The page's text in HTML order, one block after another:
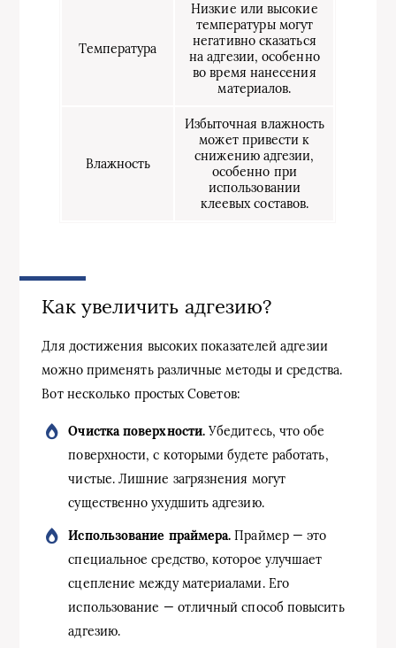
Температура
Низкие или высокие
температуры могут
негативно сказаться
на адгезии, особенно
во время нанесения
материалов.
Влажность
Избыточная влажность
может привести к
снижению адгезии,
особенно при
использовании
клеевых составов.
Как увеличить адгезию?
Для достижения высоких показателей адгезии
можно применять различные методы и средства.
Вот несколько простых Советов:
Очистка поверхности. Убедитесь, что обе
поверхности, с которыми будете работать,
чистые. Лишние загрязнения могут
существенно ухудшить адгезию.
Использование праймера. Праймер — это
специальное средство, которое улучшает
сцепление между материалами. Его
использование — отличный способ повысить
адгезию.